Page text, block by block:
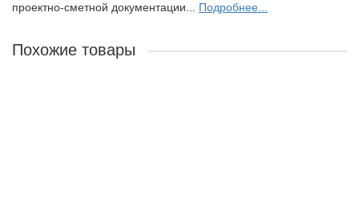
проектно-сметной документации... Подробнее...
Похожие товары